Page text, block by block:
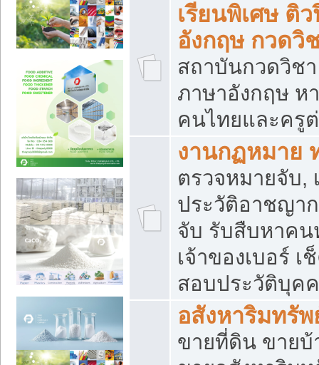
เรียนพิเศษ ติ
อังกฤษ กวดวิ
สถาบันกวดวิช
ภาษาอังกฤษ ห
คนไทยและครู
งานกฏหมาย
ตรวจหมายจับ,
ประวัติอาชญา
จับ รับสืบหาคน
เจ้าของเบอร์
สอบประวัติบุค
อสังหาริมทรัพ
ขายที่ดิน ขายบ้